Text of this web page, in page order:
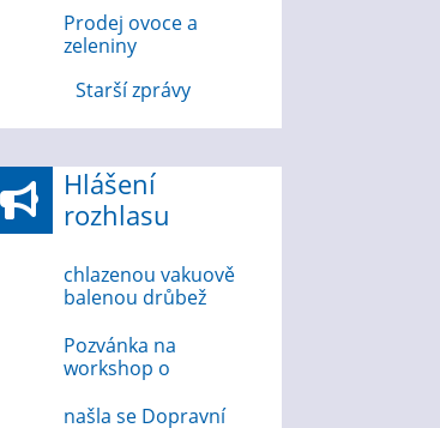
Prodej ovoce a
zeleniny
Starší zprávy
Hlášení
rozhlasu
chlazenou vakuově
balenou drůbež
Pozvánka na
workshop o
internetu 12.8.2026
našla se Dopravní